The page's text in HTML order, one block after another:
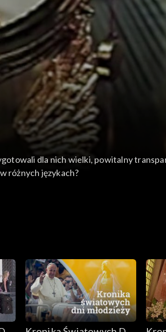
dla nich wielki, powitalny
różnych językach?